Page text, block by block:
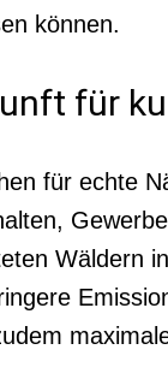
können.
für
für echte
Wäldern